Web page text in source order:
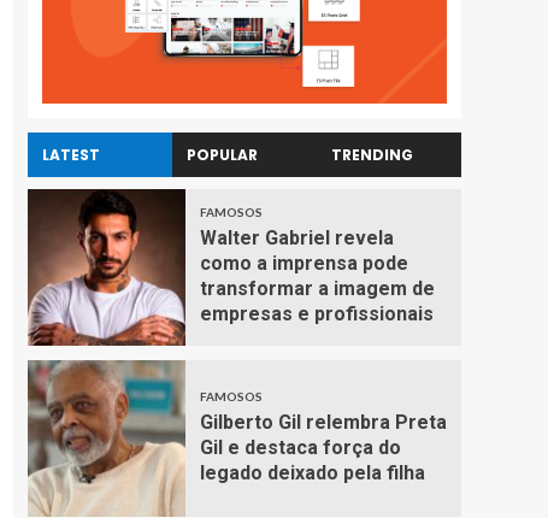
LATEST POPULAR TRENDING
FAMOSOS
Walter Gabriel revela
como a imprensa pode
transformar a imagem de
empresas e profissionais
FAMOSOS
Gilberto Gil relembra Preta
Gil e destaca força do
legado deixado pela filha